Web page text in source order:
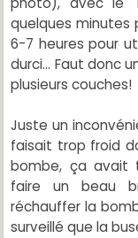
quelques minutes
6-7 heures pour
durci... Faut donc
plusieurs couches!
Juste un
faisait trop froid
bombe, ça avait
faire un beau
réchauffer la
surveillé que la